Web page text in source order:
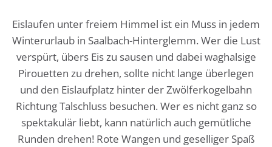
Eislaufen unter freiem Himmel ist ein Muss in jedem
Winterurlaub in Saalbach-Hinterglemm. Wer die Lust
verspürt, übers Eis zu sausen und dabei waghalsige
Pirouetten zu drehen, sollte nicht lange überlegen
und den Eislaufplatz hinter der Zwölferkogelbahn
Richtung Talschluss besuchen. Wer es nicht ganz so
spektakulär liebt, kann natürlich auch gemütliche
Runden drehen! Rote Wangen und geselliger Spaß